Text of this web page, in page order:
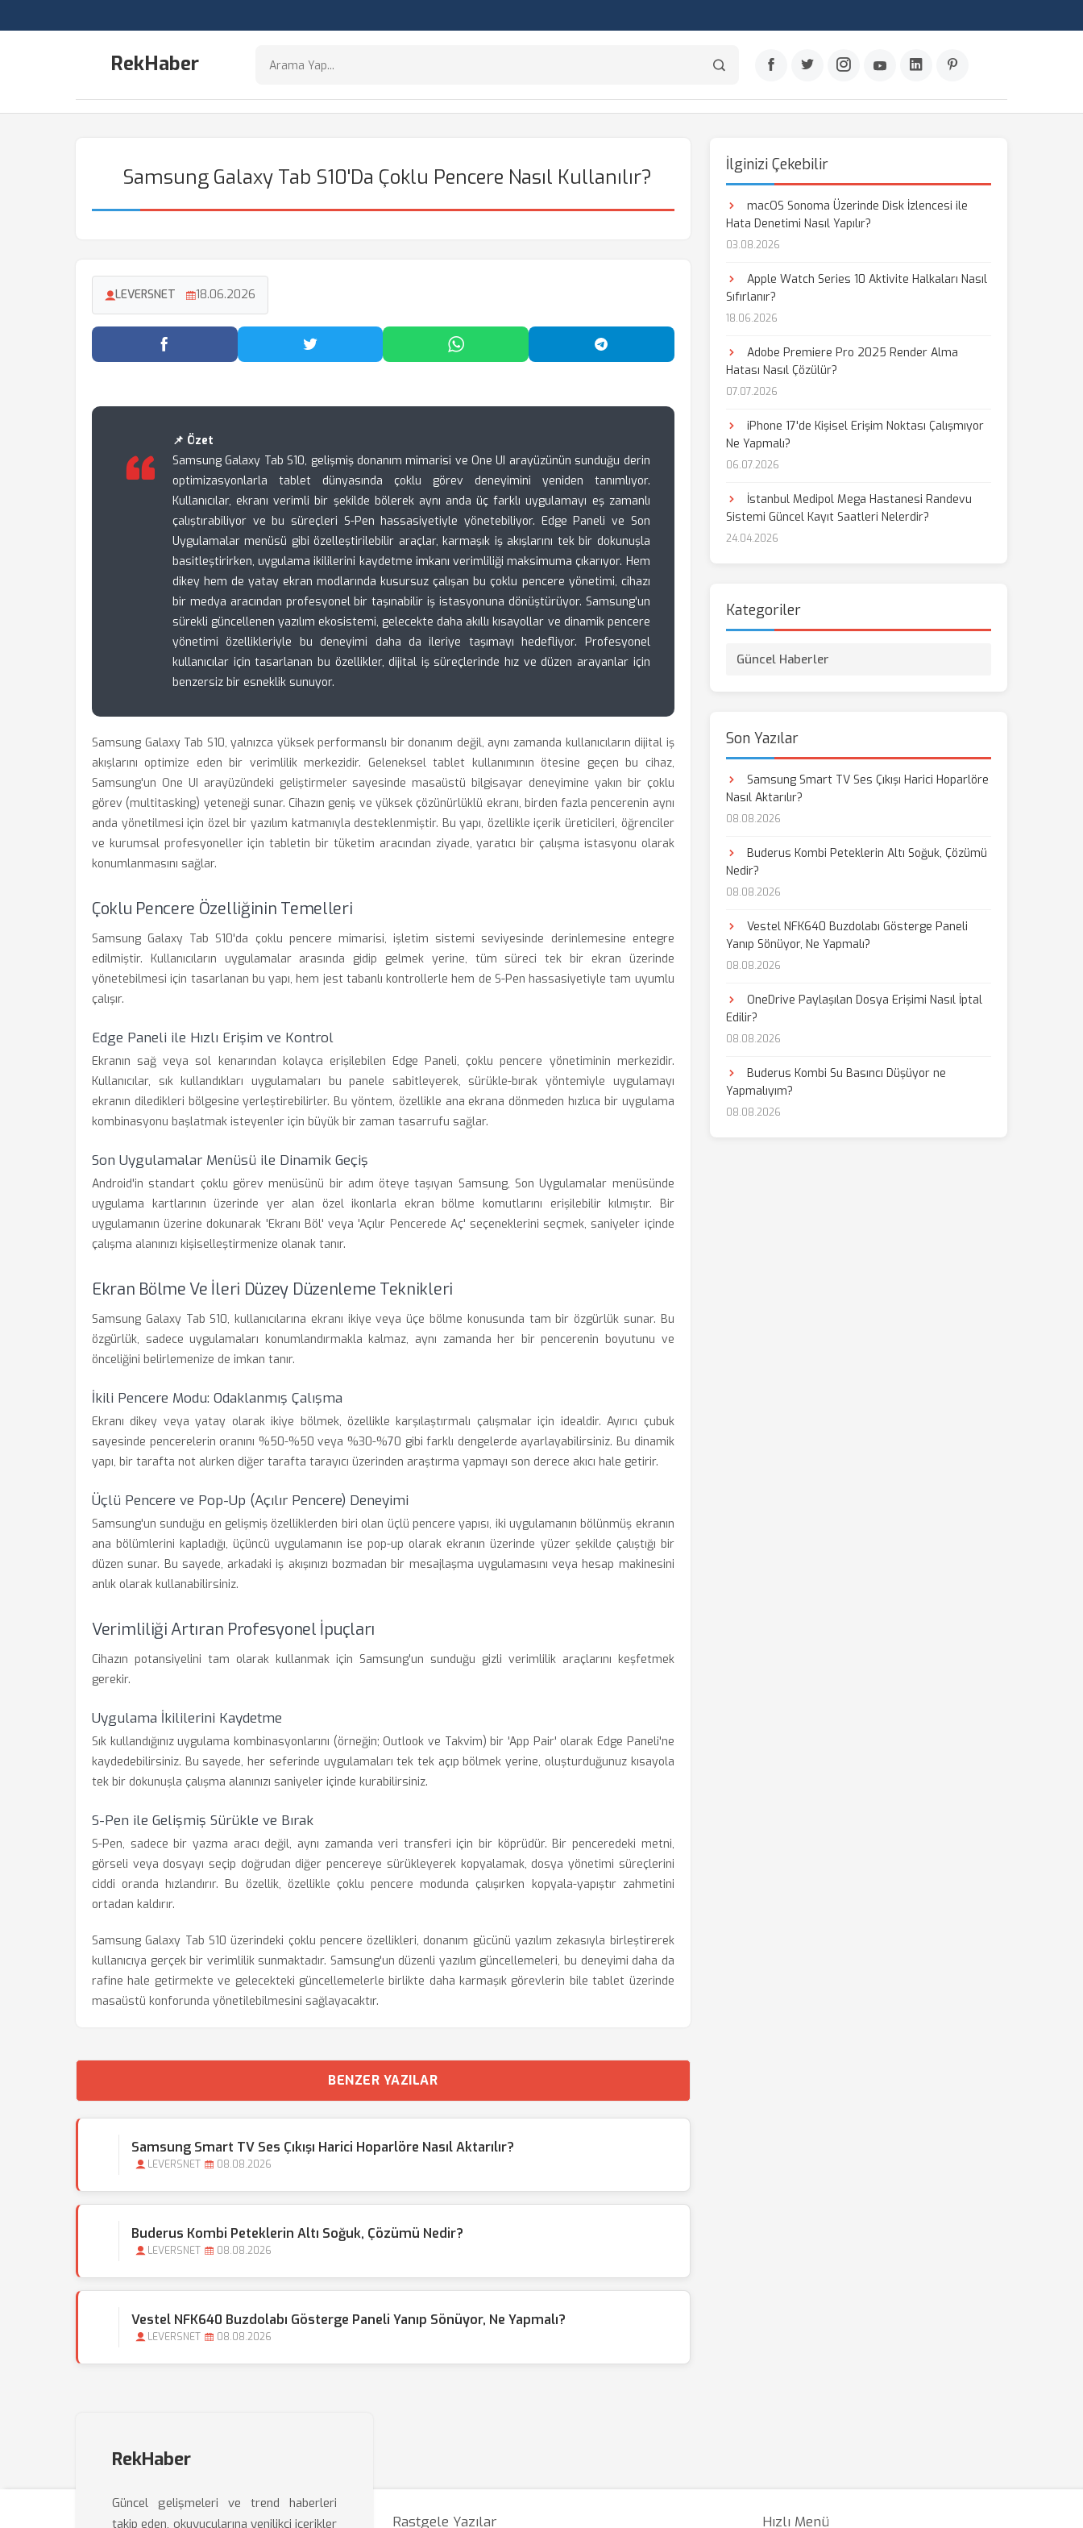
RekHaber
Samsung Galaxy Tab S10'da Çoklu Pencere Nasıl Kullanılır?
LEVERSNET 18.06.2026
Facebook'ta Paylaş Twitter'da Paylaş WhatsApp'ta Paylaş Telegram'da Paylaş
📌 Özet
Samsung Galaxy Tab S10, gelişmiş donanım mimarisi ve One UI arayüzünün sunduğu derin
optimizasyonlarla tablet dünyasında çoklu görev deneyimini yeniden tanımlıyor.
Kullanıcılar, ekranı verimli bir şekilde bölerek aynı anda üç farklı uygulamayı eş zamanlı
çalıştırabiliyor ve bu süreçleri S-Pen hassasiyetiyle yönetebiliyor. Edge Paneli ve Son
Uygulamalar menüsü gibi özelleştirilebilir araçlar, karmaşık iş akışlarını tek bir dokunuşla
basitleştirirken, uygulama ikililerini kaydetme imkanı verimliliği maksimuma çıkarıyor. Hem
dikey hem de yatay ekran modlarında kusursuz çalışan bu çoklu pencere yönetimi, cihazı
bir medya aracından profesyonel bir taşınabilir iş istasyonuna dönüştürüyor. Samsung'un
sürekli güncellenen yazılım ekosistemi, gelecekte daha akıllı kısayollar ve dinamik pencere
yönetimi özellikleriyle bu deneyimi daha da ileriye taşımayı hedefliyor. Profesyonel
kullanıcılar için tasarlanan bu özellikler, dijital iş süreçlerinde hız ve düzen arayanlar için
benzersiz bir esneklik sunuyor.
Samsung Galaxy Tab S10, yalnızca yüksek performanslı bir donanım değil, aynı zamanda kullanıcıların dijital iş
akışlarını optimize eden bir verimlilik merkezidir. Geleneksel tablet kullanımının ötesine geçen bu cihaz,
Samsung'un One UI arayüzündeki geliştirmeler sayesinde masaüstü bilgisayar deneyimine yakın bir çoklu
görev (multitasking) yeteneği sunar. Cihazın geniş ve yüksek çözünürlüklü ekranı, birden fazla pencerenin aynı
anda yönetilmesi için özel bir yazılım katmanıyla desteklenmiştir. Bu yapı, özellikle içerik üreticileri, öğrenciler
ve kurumsal profesyoneller için tabletin bir tüketim aracından ziyade, yaratıcı bir çalışma istasyonu olarak
konumlanmasını sağlar.
Çoklu Pencere Özelliğinin Temelleri
Samsung Galaxy Tab S10'da çoklu pencere mimarisi, işletim sistemi seviyesinde derinlemesine entegre
edilmiştir. Kullanıcıların uygulamalar arasında gidip gelmek yerine, tüm süreci tek bir ekran üzerinde
yönetebilmesi için tasarlanan bu yapı, hem jest tabanlı kontrollerle hem de S-Pen hassasiyetiyle tam uyumlu
çalışır.
Edge Paneli ile Hızlı Erişim ve Kontrol
Ekranın sağ veya sol kenarından kolayca erişilebilen Edge Paneli, çoklu pencere yönetiminin merkezidir.
Kullanıcılar, sık kullandıkları uygulamaları bu panele sabitleyerek, sürükle-bırak yöntemiyle uygulamayı
ekranın diledikleri bölgesine yerleştirebilirler. Bu yöntem, özellikle ana ekrana dönmeden hızlıca bir uygulama
kombinasyonu başlatmak isteyenler için büyük bir zaman tasarrufu sağlar.
Son Uygulamalar Menüsü ile Dinamik Geçiş
Android'in standart çoklu görev menüsünü bir adım öteye taşıyan Samsung, Son Uygulamalar menüsünde
uygulama kartlarının üzerinde yer alan özel ikonlarla ekran bölme komutlarını erişilebilir kılmıştır. Bir
uygulamanın üzerine dokunarak 'Ekranı Böl' veya 'Açılır Pencerede Aç' seçeneklerini seçmek, saniyeler içinde
çalışma alanınızı kişiselleştirmenize olanak tanır.
Ekran Bölme Ve İleri Düzey Düzenleme Teknikleri
Samsung Galaxy Tab S10, kullanıcılarına ekranı ikiye veya üçe bölme konusunda tam bir özgürlük sunar. Bu
özgürlük, sadece uygulamaları konumlandırmakla kalmaz, aynı zamanda her bir pencerenin boyutunu ve
önceliğini belirlemenize de imkan tanır.
İkili Pencere Modu: Odaklanmış Çalışma
Ekranı dikey veya yatay olarak ikiye bölmek, özellikle karşılaştırmalı çalışmalar için idealdir. Ayırıcı çubuk
sayesinde pencerelerin oranını %50-%50 veya %30-%70 gibi farklı dengelerde ayarlayabilirsiniz. Bu dinamik
yapı, bir tarafta not alırken diğer tarafta tarayıcı üzerinden araştırma yapmayı son derece akıcı hale getirir.
Üçlü Pencere ve Pop-Up (Açılır Pencere) Deneyimi
Samsung'un sunduğu en gelişmiş özelliklerden biri olan üçlü pencere yapısı, iki uygulamanın bölünmüş ekranın
ana bölümlerini kapladığı, üçüncü uygulamanın ise pop-up olarak ekranın üzerinde yüzer şekilde çalıştığı bir
düzen sunar. Bu sayede, arkadaki iş akışınızı bozmadan bir mesajlaşma uygulamasını veya hesap makinesini
anlık olarak kullanabilirsiniz.
Verimliliği Artıran Profesyonel İpuçları
Cihazın potansiyelini tam olarak kullanmak için Samsung'un sunduğu gizli verimlilik araçlarını keşfetmek
gerekir.
Uygulama İkililerini Kaydetme
Sık kullandığınız uygulama kombinasyonlarını (örneğin; Outlook ve Takvim) bir 'App Pair' olarak Edge Paneli'ne
kaydedebilirsiniz. Bu sayede, her seferinde uygulamaları tek tek açıp bölmek yerine, oluşturduğunuz kısayola
tek bir dokunuşla çalışma alanınızı saniyeler içinde kurabilirsiniz.
S-Pen ile Gelişmiş Sürükle ve Bırak
S-Pen, sadece bir yazma aracı değil, aynı zamanda veri transferi için bir köprüdür. Bir penceredeki metni,
görseli veya dosyayı seçip doğrudan diğer pencereye sürükleyerek kopyalamak, dosya yönetimi süreçlerini
ciddi oranda hızlandırır. Bu özellik, özellikle çoklu pencere modunda çalışırken kopyala-yapıştır zahmetini
ortadan kaldırır.
Samsung Galaxy Tab S10 üzerindeki çoklu pencere özellikleri, donanım gücünü yazılım zekasıyla birleştirerek
kullanıcıya gerçek bir verimlilik sunmaktadır. Samsung'un düzenli yazılım güncellemeleri, bu deneyimi daha da
rafine hale getirmekte ve gelecekteki güncellemelerle birlikte daha karmaşık görevlerin bile tablet üzerinde
masaüstü konforunda yönetilebilmesini sağlayacaktır.
BENZER YAZILAR
Samsung Smart TV Ses Çıkışı Harici Hoparlöre Nasıl Aktarılır?
LEVERSNET 08.08.2026
Buderus Kombi Peteklerin Altı Soğuk, Çözümü Nedir?
LEVERSNET 08.08.2026
Vestel NFK640 Buzdolabı Gösterge Paneli Yanıp Sönüyor, Ne Yapmalı?
LEVERSNET 08.08.2026
İlginizi Çekebilir
macOS Sonoma Üzerinde Disk İzlencesi ile
Hata Denetimi Nasıl Yapılır?
03.08.2026
Apple Watch Series 10 Aktivite Halkaları Nasıl
Sıfırlanır?
18.06.2026
Adobe Premiere Pro 2025 Render Alma
Hatası Nasıl Çözülür?
07.07.2026
iPhone 17'de Kişisel Erişim Noktası Çalışmıyor
Ne Yapmalı?
06.07.2026
İstanbul Medipol Mega Hastanesi Randevu
Sistemi Güncel Kayıt Saatleri Nelerdir?
24.04.2026
Kategoriler
Güncel Haberler
Son Yazılar
Samsung Smart TV Ses Çıkışı Harici Hoparlöre
Nasıl Aktarılır?
08.08.2026
Buderus Kombi Peteklerin Altı Soğuk, Çözümü
Nedir?
08.08.2026
Vestel NFK640 Buzdolabı Gösterge Paneli
Yanıp Sönüyor, Ne Yapmalı?
08.08.2026
OneDrive Paylaşılan Dosya Erişimi Nasıl İptal
Edilir?
08.08.2026
Buderus Kombi Su Basıncı Düşüyor ne
Yapmalıyım?
08.08.2026
RekHaber
Güncel gelişmeleri ve trend haberleri
takip eden, okuyucularına yenilikçi içerikler
Rastgele Yazılar Hızlı Menü